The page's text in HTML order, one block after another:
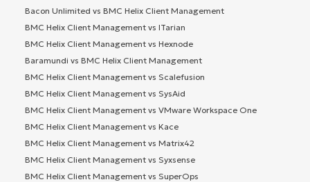
Bacon Unlimited vs BMC Helix Client Management
BMC Helix Client Management vs ITarian
BMC Helix Client Management vs Hexnode
Baramundi vs BMC Helix Client Management
BMC Helix Client Management vs Scalefusion
BMC Helix Client Management vs SysAid
BMC Helix Client Management vs VMware Workspace One
BMC Helix Client Management vs Kace
BMC Helix Client Management vs Matrix42
BMC Helix Client Management vs Syxsense
BMC Helix Client Management vs SuperOps